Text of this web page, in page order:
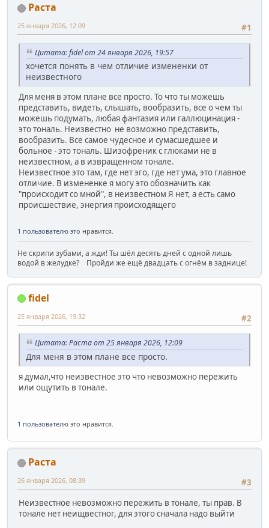
Раста
#1
25 января 2026, 12:09
Цитата: fidel от 24 января 2026, 19:57
хочется понять в чем отличие измененки от
неизвестного
Для меня в этом плане все просто. То что ты можешь
представить, видеть, слышать, вообразить, все о чем ты
можешь подумать, любая фантазия или галлюцинация -
это тональ. Неизвестно не возможно представить,
вообразить. Все самое чудесное и сумасшедшее и
больное - это тональ. Шизофреник с глюками не в
неизвестном, а в извращенном тонале.
Неизвестное это там, где нет эго, где нет ума, это главное
отличие. В измененке я могу это обозначить как
"происходит со мной", в неизвестном Я нет, а есть само
происшествие, энергия происходящего
1 пользователю это нравится.
Не скрипи зубами, а жди! Ты шёл десять дней с одной лишь
водой в желудке? Пройди же ещё двадцать с огнём в заднице!
fidel
#2
25 января 2026, 19:32
Цитата: Раста от 25 января 2026, 12:09
Для меня в этом плане все просто.
я думал,что неизвестное это что невозможно пережить
или ощутить в тонале.
1 пользователю это нравится.
Раста
#3
26 января 2026, 08:39
Неизвестное невозможно пережить в тонале, ты прав. В
тонале нет неищвестног, для этого сначала надо выйти